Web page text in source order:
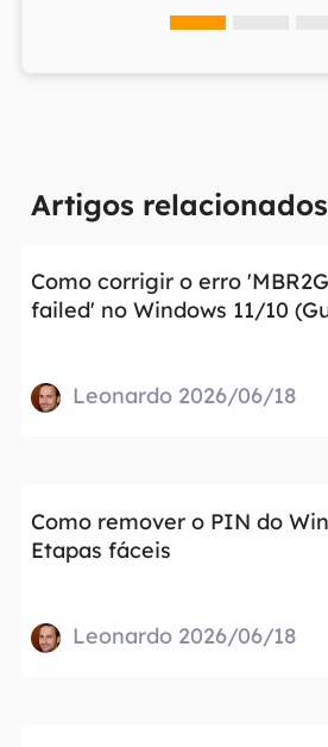
Artigos relacionados
Como corrigir o erro
failed' no Windows 11/10
Leonardo 2026/06/18
Como remover o PIN do
Etapas fáceis
Leonardo 2026/06/18